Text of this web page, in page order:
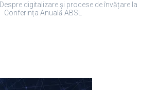
Despre digitalizare și procese de învățare la
Conferința Anuală ABSL